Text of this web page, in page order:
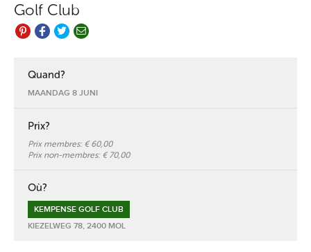
Golf Club
Quand?
MAANDAG 8 JUNI
Prix?
Prix membres: € 60,00
Prix non-membres: € 70,00
Où?
KEMPENSE GOLF CLUB
KIEZELWEG 78, 2400 MOL